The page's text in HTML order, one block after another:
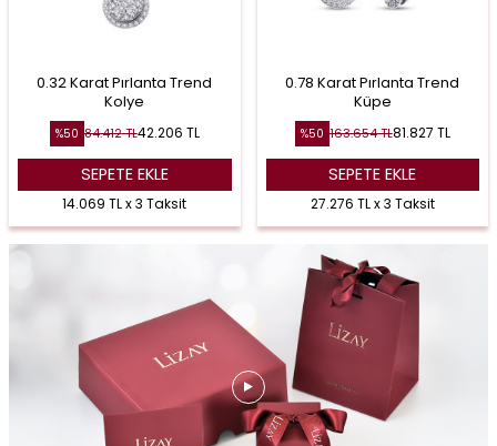
0.32 Karat Pırlanta Trend
Kolye
%50 84.412TL42.206 TL
SEPETE EKLE
14.069 TL x 3 Taksit
0.78 Karat Pırlanta Trend
Küpe
%50 163.654TL81.827 TL
SEPETE EKLE
27.276 TL x 3 Taksit